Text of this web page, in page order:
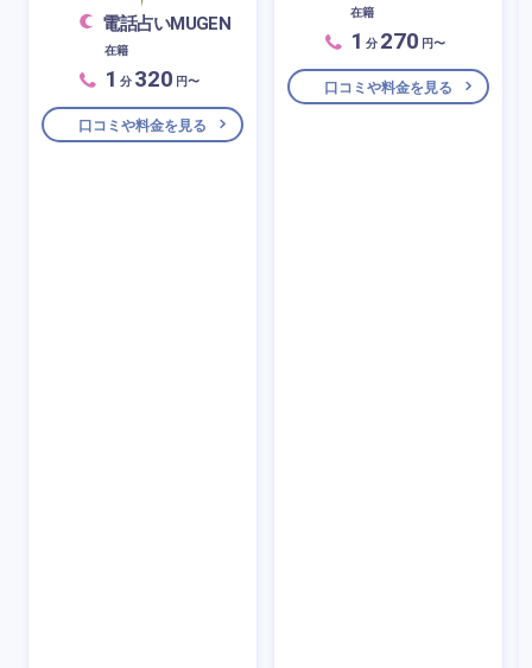
電話占いMUGEN
在籍
1 分 320 円〜
口コミや料金を見る
在籍
1 分 270 円〜
口コミや料金を見る